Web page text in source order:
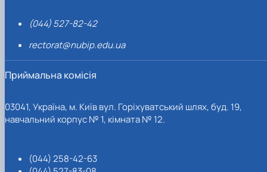
(044) 527-82-42
rectorat@nubip.edu.ua
Приймальна комісія
03041, Україна, м. Київ вул. Горіхуватський шлях, буд. 19,
навчальний корпус № 1, кімната № 12.
(044) 258-42-63